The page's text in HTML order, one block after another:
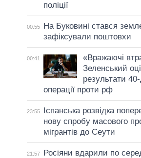
поліції
00:55
На Буковині стався
зафіксували поштовхи
00:41
«Вражаючі
Зеленський
результати
операції проти рф
23:55
Іспанська розвідка
нову спробу масового
мігрантів до Сеути
21:57
Росіяни вдарили по